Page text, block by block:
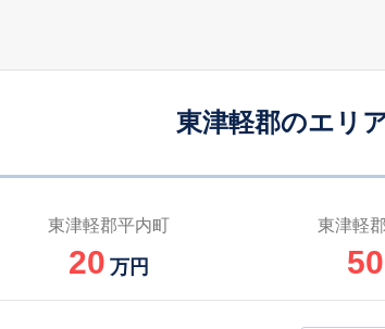
東津軽郡のエリ
東津軽郡平内町
20 万円
東津軽
50